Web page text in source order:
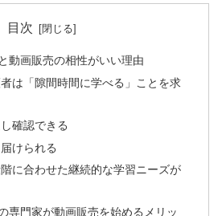
目次
動画販売の相性がいい理由
は「隙間時間に学べる」ことを求
確認できる
けられる
に合わせた継続的な学習ニーズが
専門家が動画販売を始めるメリッ